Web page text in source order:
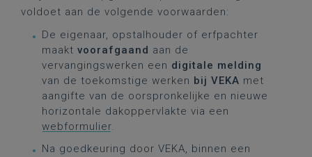
voldoet aan de volgende voorwaarden:
De eigenaar, opstalhouder of erfpachter
maakt voorafgaand aan de
vervangingswerken een digitale melding
van de toekomstige werken bij VEKA met
aangifte van de oorspronkelijke en nieuwe
horizontale dakoppervlakte via een
webformulier.
Na goedkeuring door VEKA, binnen een